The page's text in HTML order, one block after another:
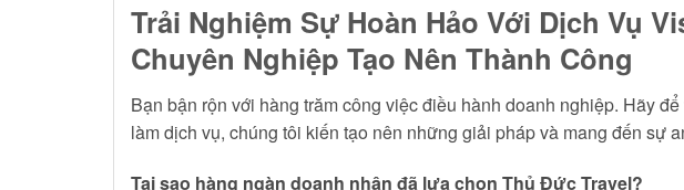
Trải Nghiệm Sự Hoàn Hảo Với Dịch Vụ
Chuyên Nghiệp Tạo Nên Thành Công
Bạn bận rộn với hàng trăm công việc điều hành doanh nghiệp. Hãy
làm dịch vụ, chúng tôi kiến tạo nên những giải pháp và mang đến sự
Tại sao hàng ngàn doanh nhân đã lựa chọn Thủ Đức Travel?